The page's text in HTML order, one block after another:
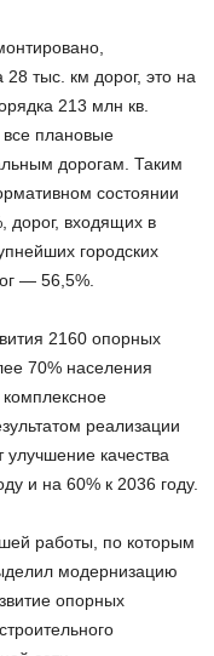
тыс. км дорог, это на
213 млн кв.
все плановые
дорогам. Таким
состоянии
дорог, входящих в
городских
— 56,5%.
2160 опорных
70% населения
реализации
улучшение качества
и на 60% к 2036 году.
работы, по которым
модернизацию
опорных